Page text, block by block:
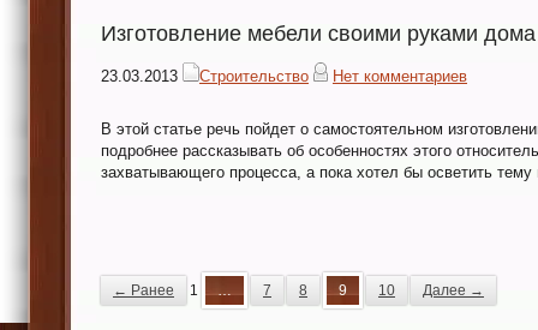
Изготовление мебели своими руками дома
23.03.2013 Строительство Нет комментариев
В этой статье речь пойдет о самостоятельном
подробнее рассказывать об особенностях этого
захватывающего процесса, а пока хотел бы осветить
← Ранее 1 7 8 9 10 Далее →